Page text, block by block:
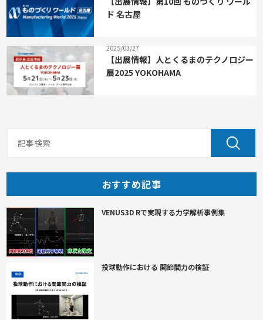
ド 名古屋
2025/03/27
【出展情報】人とくるまのテクノロジー
展2025 YOKOHAMA
おすすめ記事
VENUS3D Rで実現する力学解析事例集
投球動作における 関節間力の検証